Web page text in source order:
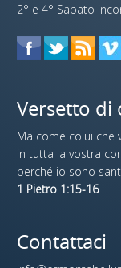
2° e 4° Sabato
Versetto di
Ma come colui che
in tutta la vostra
perché io sono
1 Pietro 1:15-16
Contattaci